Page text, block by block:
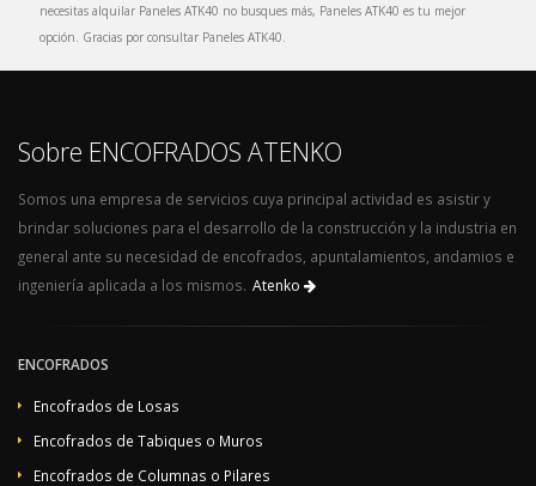
necesitas alquilar Paneles ATK40 no busques más, Paneles ATK40 es tu mejor
opción. Gracias por consultar Paneles ATK40.
Sobre ENCOFRADOS ATENKO
Somos una empresa de servicios cuya principal actividad es asistir y
brindar soluciones para el desarrollo de la construcción y la industria en
general ante su necesidad de encofrados, apuntalamientos, andamios e
ingeniería aplicada a los mismos. Atenko
ENCOFRADOS
Encofrados de Losas
Encofrados de Tabiques o Muros
Encofrados de Columnas o Pilares